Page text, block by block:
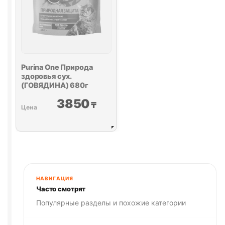
Purina One Природа
здоровья сух.
(ГОВЯДИНА) 680г
3850₸
НАВИГАЦИЯ
Часто смотрят
Популярные разделы и похожие категории